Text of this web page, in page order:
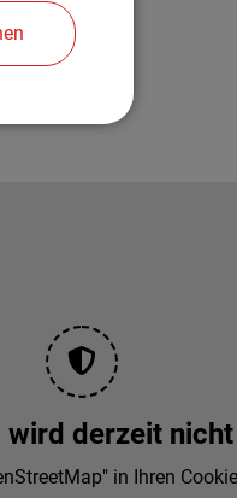
wird derzeit
in Ihren